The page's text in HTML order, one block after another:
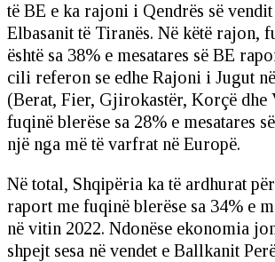
të BE e ka rajoni i Qendrës së
Elbasanit të Tiranës. Në këtë rajon,
është sa 38% e mesatares së BE
cili referon se edhe Rajoni i Jugut
(Berat, Fier, Gjirokastër, Korçë dhe
fuqinë blerëse sa 28% e mesatares
një nga më të varfrat në Europë.
Në total, Shqipëria ka të ardhurat
raport me fuqinë blerëse sa 34% e
në vitin 2022. Ndonëse ekonomia
shpejt sesa në vendet e Ballkanit